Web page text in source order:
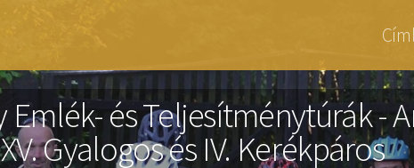
Kós
Emlék- és Teljesítménytúrák -
XV. Gyalogos és IV. Kerékpáros